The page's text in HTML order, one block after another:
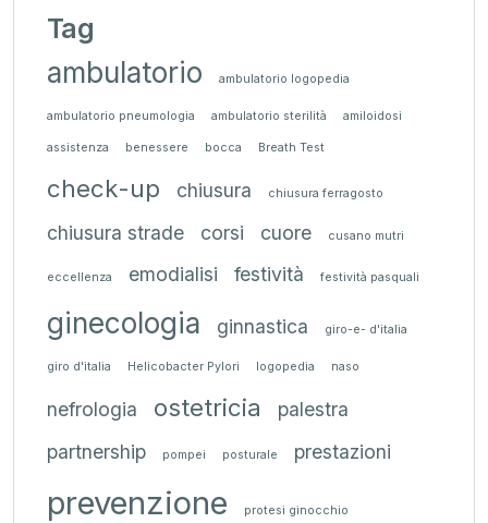
Tag
ambulatorio ambulatorio logopedia
ambulatorio pneumologia ambulatorio sterilità amiloidosi
assistenza benessere bocca Breath Test
check-up chiusura chiusura ferragosto
chiusura strade corsi cuore cusano mutri
eccellenza emodialisi festività festività pasquali
ginecologia ginnastica giro-e- d'italia
giro d'italia Helicobacter Pylori logopedia naso
nefrologia ostetricia
palestra
partnership
pompei posturale prestazioni
prevenzione protesi ginocchio